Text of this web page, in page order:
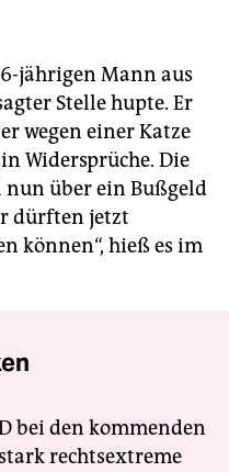
jährigen Mann aus
Stelle hupte. Er
wegen einer Katze
Widersprüche. Die
nun über ein Bußgeld
dürften jetzt
können“, hieß es im
bei den kommenden
rechtsextreme